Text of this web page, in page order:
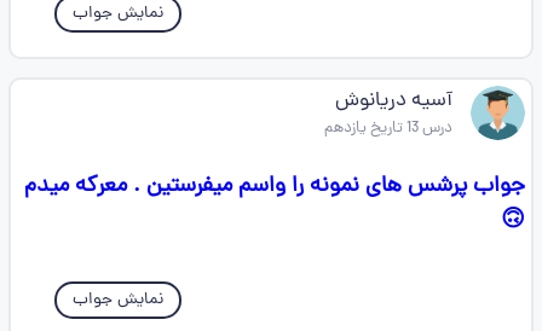
نمایش جواب
آسیه دریانوش
درس 13 تاریخ یازدهم
جواب پرشس های نمونه را واسم میفرستین . معرکه میدم
🙃
نمایش جواب